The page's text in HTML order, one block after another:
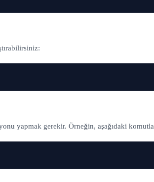
yapmak gerekir. Örneğin, aşağıdaki